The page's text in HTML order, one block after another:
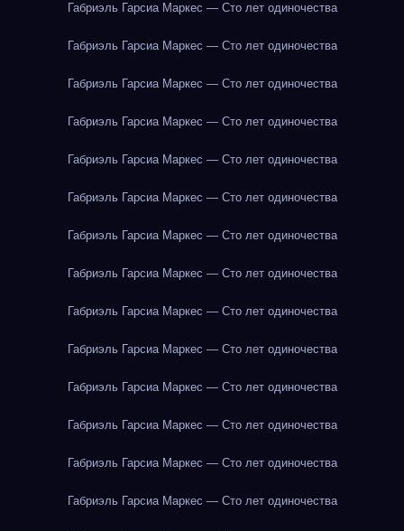
Габриэль Гарсиа Маркес — Сто лет одиночества
Габриэль Гарсиа Маркес — Сто лет одиночества
Габриэль Гарсиа Маркес — Сто лет одиночества
Габриэль Гарсиа Маркес — Сто лет одиночества
Габриэль Гарсиа Маркес — Сто лет одиночества
Габриэль Гарсиа Маркес — Сто лет одиночества
Габриэль Гарсиа Маркес — Сто лет одиночества
Габриэль Гарсиа Маркес — Сто лет одиночества
Габриэль Гарсиа Маркес — Сто лет одиночества
Габриэль Гарсиа Маркес — Сто лет одиночества
Габриэль Гарсиа Маркес — Сто лет одиночества
Габриэль Гарсиа Маркес — Сто лет одиночества
Габриэль Гарсиа Маркес — Сто лет одиночества
Габриэль Гарсиа Маркес — Сто лет одиночества